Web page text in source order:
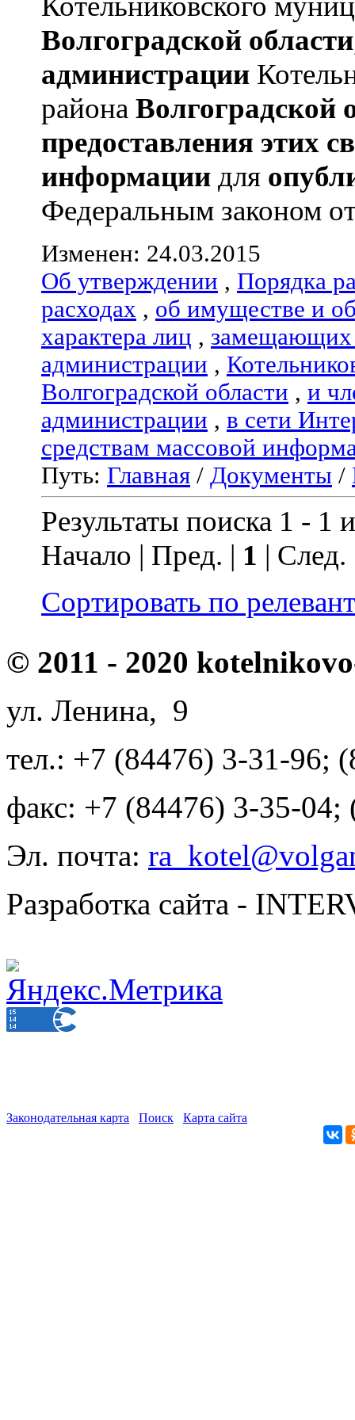
Волгоградской области
администрации
района Волгоградской
предоставления этих
информации для
Федеральным законом
Изменен: 24.03.2015
Об утверждении , Порядка
расходах , об имуществе и
характера лиц , замещающих
администрации ,
Волгоградской области , и
администрации , в сети
средствам массовой
Путь: Главная / Документы /
Результаты поиска 1 - 1
Начало | Пред. | 1 |
Сортировать по
© 2011 - 2020
ул. Ленина, 9
тел.: +7 (84476) 3-31-96;
факс: +7 (84476) 3-35-04;
Эл. почта:
Разработка сайта -
Законодательная карта Поиск Карта сайта